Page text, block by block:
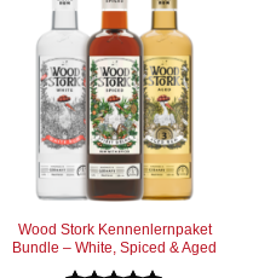
Wood Stork Kennenlernpaket
Bundle – White, Spiced & Aged